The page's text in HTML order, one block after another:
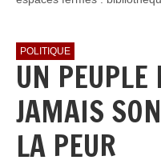
POLITIQUE
UN PEUPLE
JAMAIS
LA PEUR